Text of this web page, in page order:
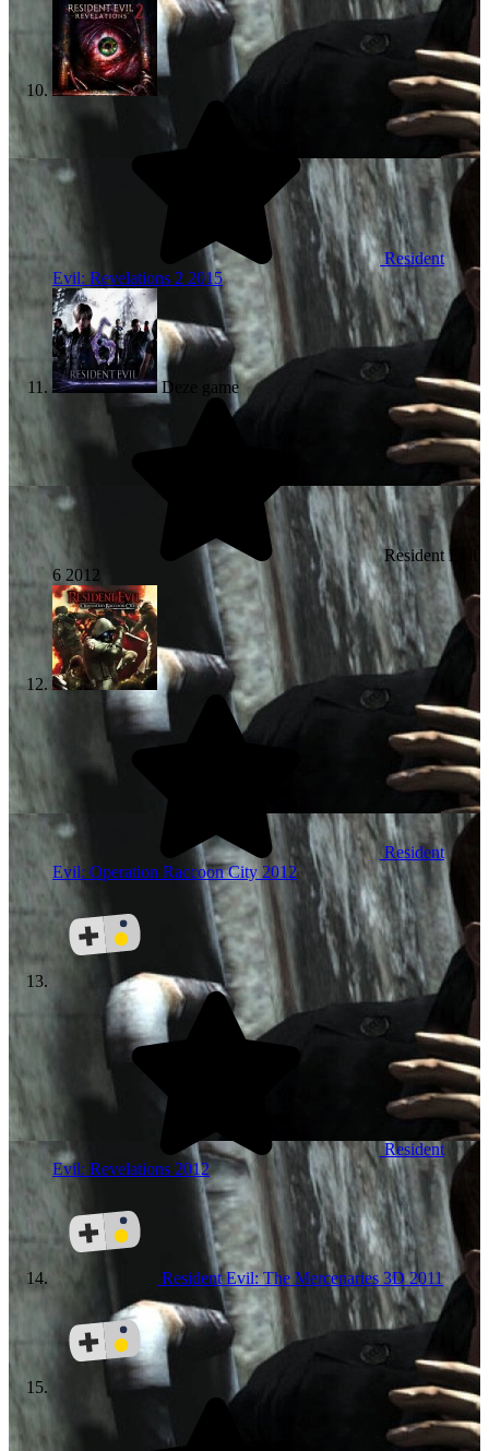
Resident
Evil: Revelations 2 2015
Deze game
Resident Evil
6 2012
Resident
Evil: Operation Raccoon City 2012
Resident
Evil: Revelations 2012
Resident Evil: The Mercenaries 3D2011